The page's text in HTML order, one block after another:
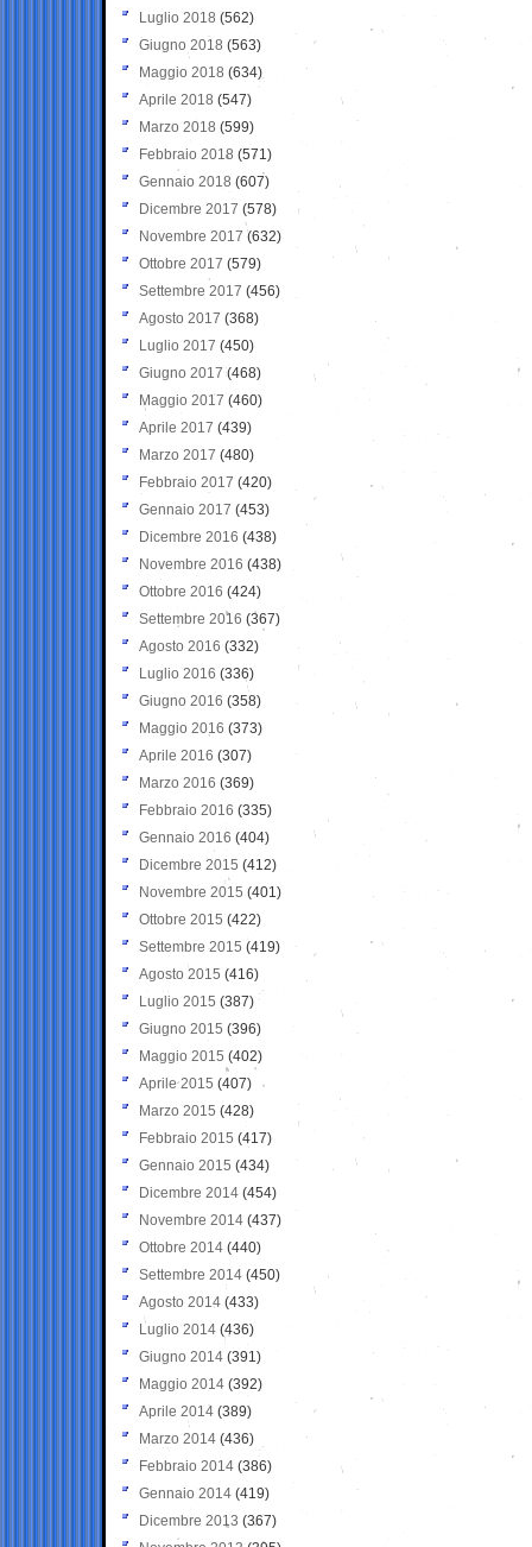
Luglio 2018 (562)
Giugno 2018 (563)
Maggio 2018 (634)
Aprile 2018 (547)
Marzo 2018 (599)
Febbraio 2018 (571)
Gennaio 2018 (607)
Dicembre 2017 (578)
Novembre 2017 (632)
Ottobre 2017 (579)
Settembre 2017 (456)
Agosto 2017 (368)
Luglio 2017 (450)
Giugno 2017 (468)
Maggio 2017 (460)
Aprile 2017 (439)
Marzo 2017 (480)
Febbraio 2017 (420)
Gennaio 2017 (453)
Dicembre 2016 (438)
Novembre 2016 (438)
Ottobre 2016 (424)
Settembre 2016 (367)
Agosto 2016 (332)
Luglio 2016 (336)
Giugno 2016 (358)
Maggio 2016 (373)
Aprile 2016 (307)
Marzo 2016 (369)
Febbraio 2016 (335)
Gennaio 2016 (404)
Dicembre 2015 (412)
Novembre 2015 (401)
Ottobre 2015 (422)
Settembre 2015 (419)
Agosto 2015 (416)
Luglio 2015 (387)
Giugno 2015 (396)
Maggio 2015 (402)
Aprile 2015 (407)
Marzo 2015 (428)
Febbraio 2015 (417)
Gennaio 2015 (434)
Dicembre 2014 (454)
Novembre 2014 (437)
Ottobre 2014 (440)
Settembre 2014 (450)
Agosto 2014 (433)
Luglio 2014 (436)
Giugno 2014 (391)
Maggio 2014 (392)
Aprile 2014 (389)
Marzo 2014 (436)
Febbraio 2014 (386)
Gennaio 2014 (419)
Dicembre 2013 (367)